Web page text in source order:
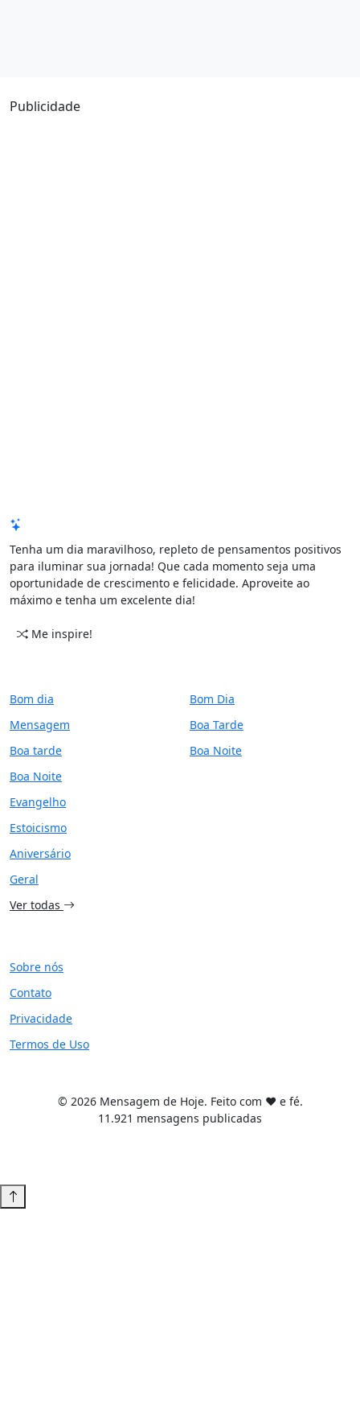
Publicidade
Tenha um dia maravilhoso, repleto de pensamentos positivos
para iluminar sua jornada! Que cada momento seja uma
oportunidade de crescimento e felicidade. Aproveite ao
máximo e tenha um excelente dia!
Me inspire!
Bom dia
Mensagem
Boa tarde
Boa Noite
Evangelho
Estoicismo
Aniversário
Geral
Ver todas
Bom Dia
Boa Tarde
Boa Noite
Sobre nós
Contato
Privacidade
Termos de Uso
© 2026 Mensagem de Hoje. Feito com ❤️ e fé.
11.921 mensagens publicadas